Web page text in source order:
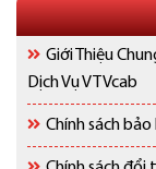
Giới Thiệu
Dịch Vụ VTVcab
Chính sách